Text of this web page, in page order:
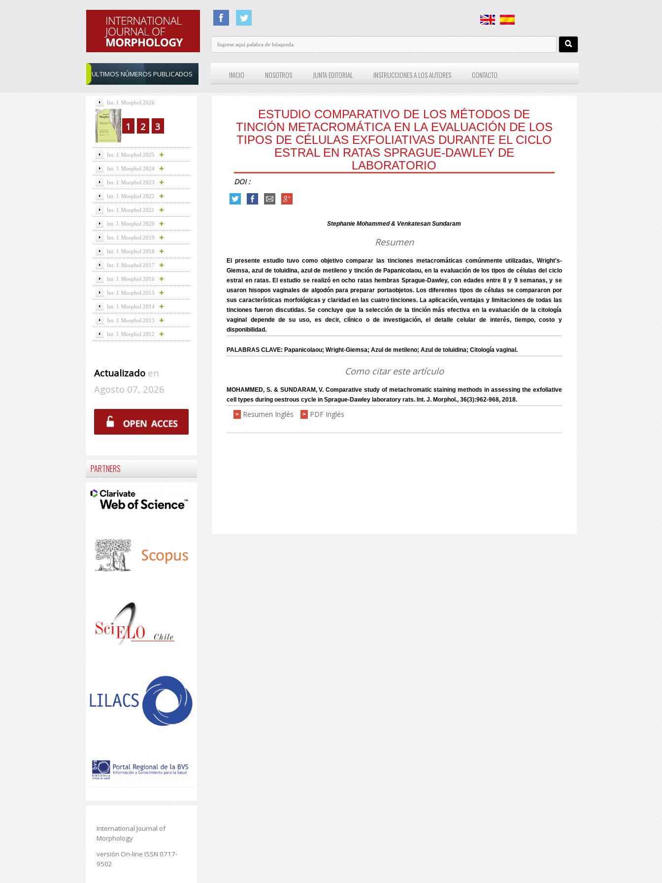
ULTIMOS NÚMEROS PUBLICADOS INICIO NOSOTROS JUNTA EDITORIAL INSTRUCCIONES A LOS AUTORES CONTACTO
ESTUDIO COMPARATIVO DE LOS MÉTODOS DE
TINCIÓN METACROMÁTICA EN LA EVALUACIÓN DE LOS
TIPOS DE CÉLULAS EXFOLIATIVAS DURANTE EL CICLO
ESTRAL EN RATAS SPRAGUE-DAWLEY DE
LABORATORIO
DOI :
Stephanie Mohammed & Venkatesan Sundaram
Resumen
El presente estudio tuvo como objetivo comparar las tinciones metacromáticas comúnmente utilizadas, Wright's-
Giemsa, azul de toluidina, azul de metileno y tinción de Papanicolaou, en la evaluación de los tipos de células del ciclo
estral en ratas. El estudio se realizó en ocho ratas hembras Sprague-Dawley, con edades entre 8 y 9 semanas, y se
usaron hisopos vaginales de algodón para preparar portaobjetos. Los diferentes tipos de células se compararon por
sus características morfológicas y claridad en las cuatro tinciones. La aplicación, ventajas y limitaciones de todas las
tinciones fueron discutidas. Se concluye que la selección de la tinción más efectiva en la evaluación de la citología
vaginal depende de su uso, es decir, clínico o de investigación, el detalle celular de interés, tiempo, costo y
disponibilidad.
PALABRAS CLAVE: Papanicolaou; Wright-Giemsa; Azul de metileno; Azul de toluidina; Citología vaginal.
Como citar este artículo
MOHAMMED, S. & SUNDARAM, V. Comparative study of metachromatic staining methods in assessing the exfoliative
cell types during oestrous cycle in Sprague-Dawley laboratory rats. Int. J. Morphol., 36(3):962-968, 2018.
> Resumen Inglés > PDF Inglés
Int. J. Morphol 2026
1 2 3
Int. J. Morphol 2025
Int. J. Morphol 2024
Int. J. Morphol 2023
Int. J. Morphol 2022
Int. J. Morphol 2021
Int. J. Morphol 2020
Int. J. Morphol 2019
Int. J. Morphol 2018
Int. J. Morphol 2017
Int. J. Morphol 2016
Int. J. Morphol 2015
Int. J. Morphol 2014
Int. J. Morphol 2013
Int. J. Morphol 2012
Actualizadoen
Agosto 07, 2026
PARTNERS
International Journal of
Morphology
versión On-line ISSN 0717-
9502